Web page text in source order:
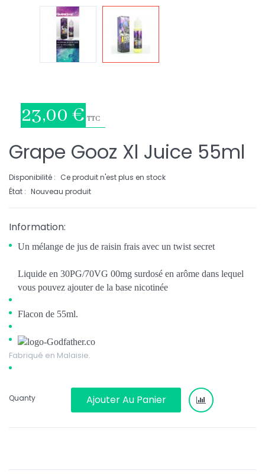
23,00 € TTC
Grape Gooz Xl Juice 55ml
Disponibilité : Ce produit n'est plus en stock
État : Nouveau produit
Information:
Un mélange de jus de raisin frais avec un twist secret
Liquide en 30PG/70VG 00mg surdosé en arôme dans lequel
vous pouvez ajouter de la base nicotinée
Flacon de 55ml.
Fabriqué en Malaisie.
Quanty Ajouter Au Panier